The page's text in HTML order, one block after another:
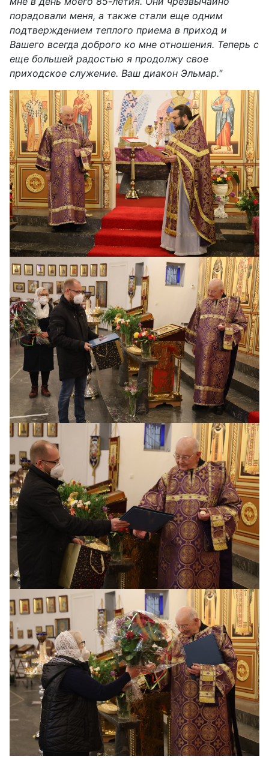
порадовали меня, а также стали еще одним
подтверждением теплого приема в приход и
Вашего всегда доброго ко мне отношения. Теперь с
еще большей радостью я продолжу свое
приходское служение. Ваш диакон Эльмар."